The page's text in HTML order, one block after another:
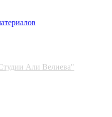
Али Велиева"